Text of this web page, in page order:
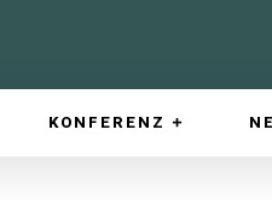
KONFERENZ